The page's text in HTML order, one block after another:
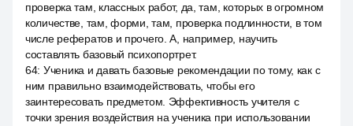
проверка там, классных работ, да, там, которых в огромном
количестве, там, форми, там, проверка подлинности, в том
числе рефератов и прочего. А, например, научить
составлять базовый психопортрет.
64: Ученика и давать базовые рекомендации по тому, как с
ним правильно взаимодействовать, чтобы его
заинтересовать предметом. Эффективность учителя с
точки зрения воздействия на ученика при использовании